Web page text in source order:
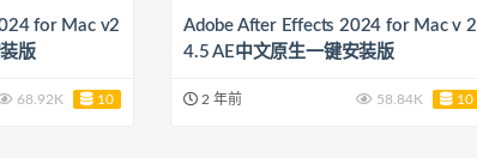
for Mac v2
版
68.92K 10
Adobe After Effects 2024 for Mac v 2
4.5 AE中文原生一键安装版
2 年前 58.84K 10